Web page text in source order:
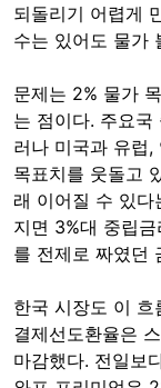
되돌리기 어렵게
수는 있어도 물가
문제는 2% 물가
는 점이다. 주요국
러나 미국과 유럽
목표치를 웃돌고
래 이어질 수 있다
지면 3%대 중립
를 전제로 짜였던
한국 시장도 이 흐
결제선도환율은
마감했다. 전일보